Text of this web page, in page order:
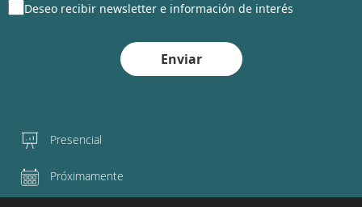
Deseo recibir newsletter e información de interés
Enviar
Presencial
Próximamente